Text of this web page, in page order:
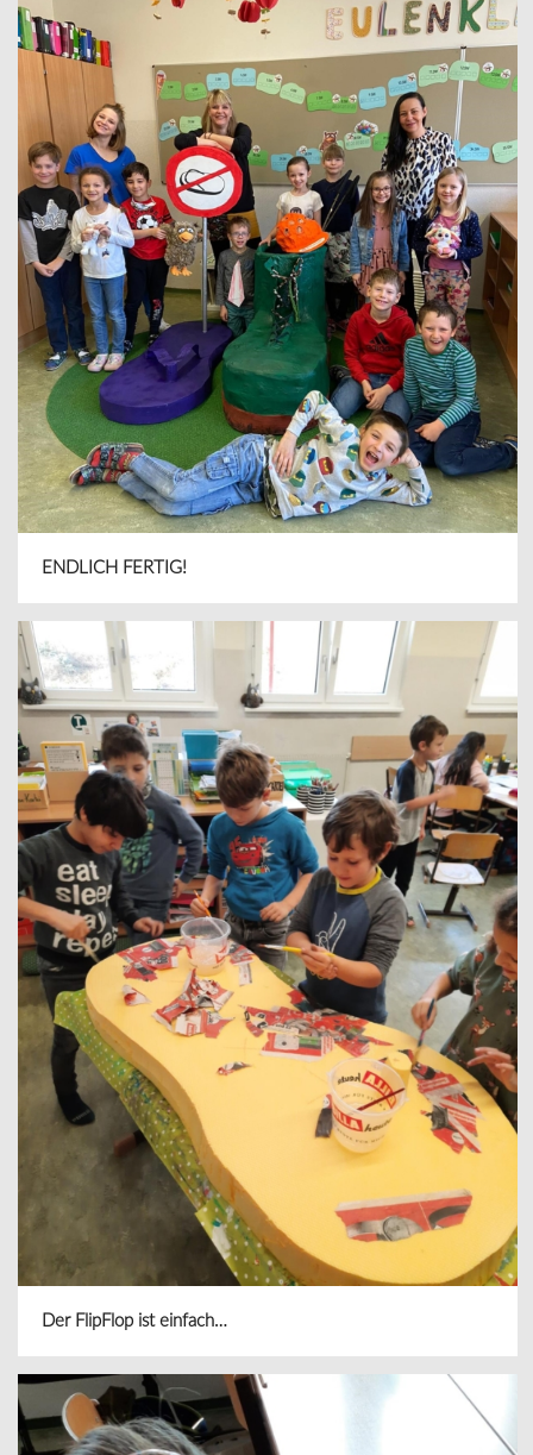
ENDLICH FERTIG!
Der FlipFlop ist einfach…